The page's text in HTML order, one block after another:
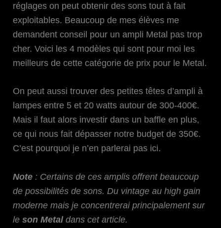
réglages on peut obtenir des sons tout à fait
exploitables. Beaucoup de mes élèves me
demandent conseil pour un ampli Metal pas trop
cher. Voici les 4 modèles qui sont pour moi les
meilleurs de cette catégorie de prix pour le Metal.
On peut aussi trouver des petites têtes d’ampli à
lampes entre 5 et 20 watts autour de 300-400€.
Mais il faut alors investir dans un baffle en plus,
ce qui nous fait dépasser notre budget de 350€.
C’est pourquoi je n’en parlerai pas ici.
Note : Certains de ces amplis offrent beaucoup
de possibilités de sons. Du vintage au high gain
moderne mais je concentrerai principalement sur
leson Metaldans cet article.